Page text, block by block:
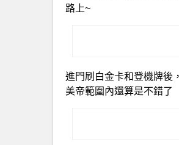
路上~
進門刷白金卡和登機牌後
美帝範圍內還算是不錯了